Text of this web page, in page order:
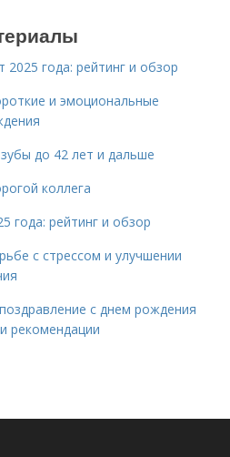
2025 года: рейтинг и обзор
и эмоциональные
до 42 лет и дальше
коллега
года: рейтинг и обзор
с стрессом и улучшении
с днем рождения
рекомендации